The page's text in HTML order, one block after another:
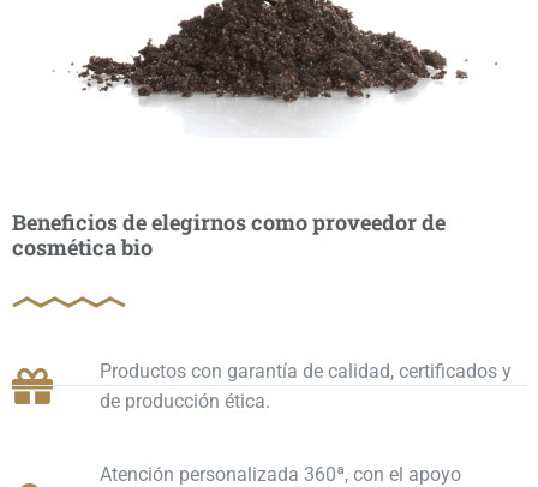
Beneficios de elegirnos como proveedor de
cosmética bio
Productos con garantía de calidad, certificados y
de producción ética.
Atención personalizada 360ª, con el apoyo